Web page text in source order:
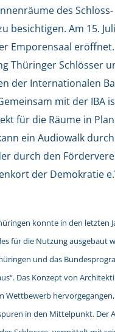
des Schloss-
besichtigen. Am 15.
Emporensaal
Thüringer Schlösser
der Internationalen
mit der IBA
für die Räume in
ein Audiowalk
durch den
der Demokratie
konnte in den letzten
für die Nutzung ausgebaut
und das
Das Konzept von
Wettbewerb
in den Mittelpunkt. Der